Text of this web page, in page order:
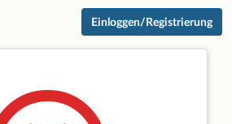
Einloggen/Registrierung